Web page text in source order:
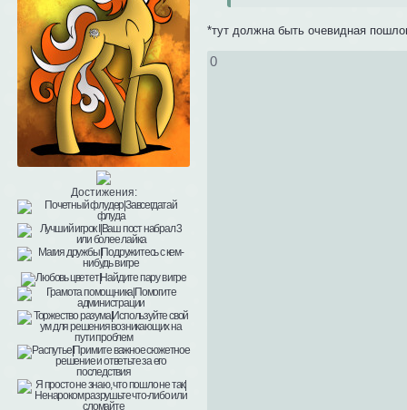
Достижения:
*тут должна быть очевидная
0